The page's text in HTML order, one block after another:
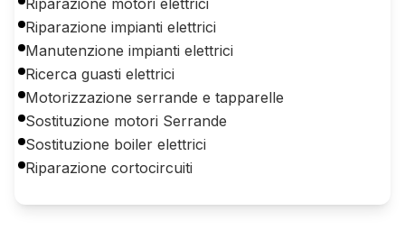
Riparazione impianti elettrici
Manutenzione impianti elettrici
Ricerca guasti elettrici
Motorizzazione serrande e tapparelle
Sostituzione motori Serrande
Sostituzione boiler elettrici
Riparazione cortocircuiti